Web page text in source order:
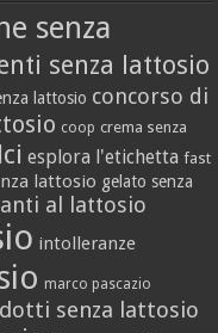
senza
senza lattosio
lattosio concorso di
coop crema senza
esplora l'etichetta fast
lattosio gelato senza
al lattosio
intolleranze
marco pascazio
senza lattosio